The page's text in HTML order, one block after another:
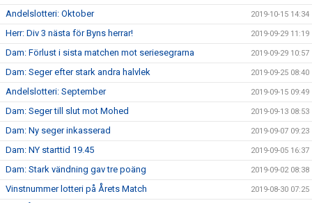
Andelslotteri: Oktober 2019-10-15 14:34
Herr: Div 3 nästa för Byns herrar! 2019-09-29 11:19
Dam: Förlust i sista matchen mot seriesegrarna 2019-09-29 10:57
Dam: Seger efter stark andra halvlek 2019-09-25 08:40
Andelslotteri: September 2019-09-15 09:49
Dam: Seger till slut mot Mohed 2019-09-13 08:53
Dam: Ny seger inkasserad 2019-09-07 09:23
Dam: NY starttid 19.45 2019-09-05 16:37
Dam: Stark vändning gav tre poäng 2019-09-02 08:38
Vinstnummer lotteri på Årets Match 2019-08-30 07:25